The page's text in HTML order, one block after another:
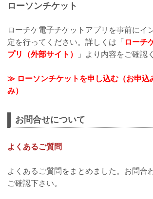
ローソンチケット
ローチケ電子チケットアプリを事前にイ
定を行ってください。詳しくは「 ローチ
プリ（外部サイト）
」より内容をご確認
≫ ローソンチケットを申し込む（お申込
み）
お問合せについて
よくあるご質問
よくあるご質問をまとめました。お問合
ご確認下さい。